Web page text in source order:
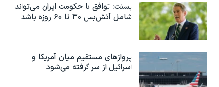
بسنت: توافق با حکومت ایران می‌تواند
شامل آتش‌بس ۳۰ تا ۶۰ روزه باشد
پروازهای مستقیم میان آمریکا و
اسرائیل از سر گرفته می‌شود